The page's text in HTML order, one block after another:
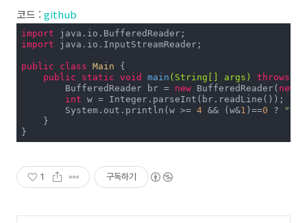
코드 : github
import
import java.io.InputStreamReader;
public class Main
{
public
static void main (String[] args) throws
        BufferedReader br =
new BufferedReader( new
int w = Integer.parseInt(br.readLine());
        System.out.println(w >=
4 && (w&1 )==0 ?
    }
}
1 구독하기